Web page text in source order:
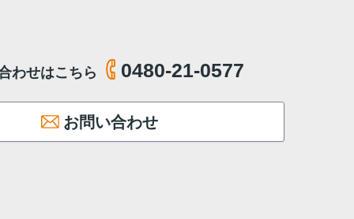
わせはこちら 0480-21-0577
お問い合わせ